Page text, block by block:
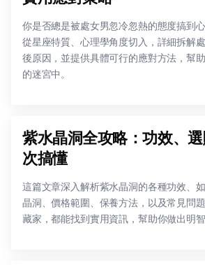
你是否總是被處女男忽冷忽熱的態度搞到
從星座特質、心理學角度切入，詳細拆解
後原因，並提供具體可行的應對方法，幫
的迷宮中。
紫水晶洞全攻略：功效、
次搞懂
這篇文章深入解析紫水晶洞的各種功效、
晶洞、價格範圍、保養方法，以及常見問
藏家，都能找到實用資訊，幫助你做出明智